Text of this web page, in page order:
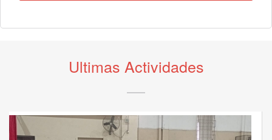
Ultimas Actividades